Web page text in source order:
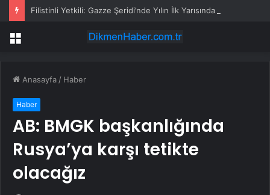
Menü
Anasayfa / Haber
Haber
AB: BMGK başkanlığında
Rusya’ya karşı tetikte
olacağız